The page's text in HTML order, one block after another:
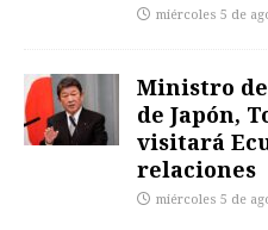
miércoles 5 de
Ministro
de Japón,
visitará
relaciones
miércoles 5 de